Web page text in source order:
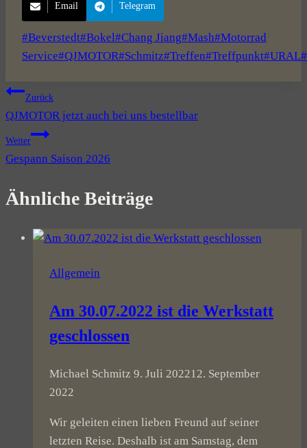
Email Telegram
Schlagworte:
#Beverstedt#Bokel#Chang Jiang#Mash#Motorrad
Service#QJMOTOR#Schmitz#Treffen#Treffpunkt#URAL#
Beitragsnavigation
Zurück
QJMOTOR jetzt auch bei uns bestellbar
Weiter
Gespann Saison 2026
Ähnliche Beiträge
Allgemein
Am 30.07.2022 ist die Werkstatt
geschlossen
Michael Schmitz 9. Juli 202212. September
2022
Wir geleiten einen lieben Freund auf seiner
letzten Reise. Deshalb ist am Samstag, dem